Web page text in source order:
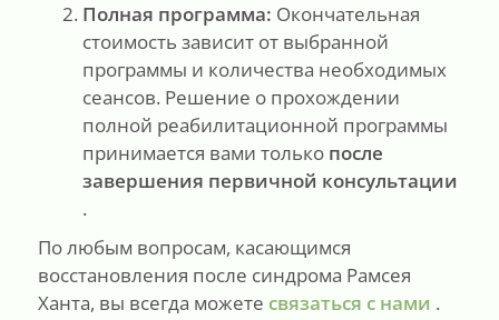
Полная программа: Окончательная
стоимость зависит от выбранной
программы и количества необходимых
сеансов. Решение о прохождении
полной реабилитационной программы
принимается вами только после
завершения первичной консультации
.
По любым вопросам, касающимся
восстановления после синдрома Рамсея
Ханта, вы всегда можете связаться с нами .